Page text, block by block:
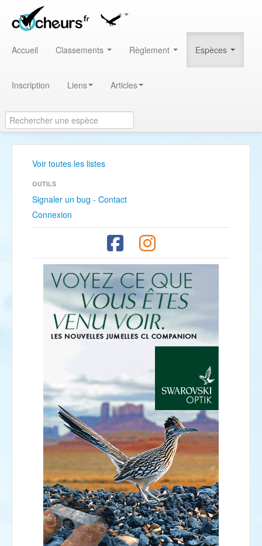
Accueil Classements Règlement Espèces
Inscription Liens Articles
Voir toutes les listes
OUTILS
Signaler un bug - Contact
Connexion